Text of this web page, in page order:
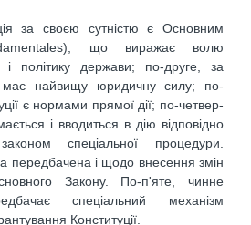
за своєю сутністю є Основним
що виражає волю
і політику держави; по-друге, за
має найвищу юридичну силу; по-
є нормами прямої дії; по-четвер-
і вводиться в дію відповідно
спеціальної процедури.
передбачена і щодо внесення змін
Закону. По-п'яте, чинне
спеціальний механізм
Конституції.